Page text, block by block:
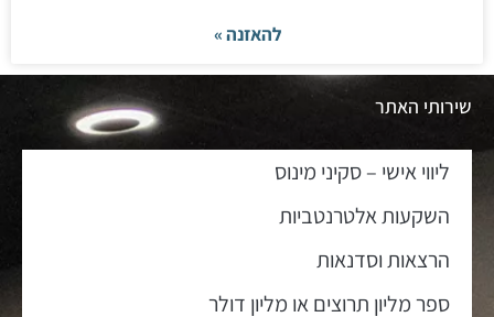
להאזנה »
שירותי האתר
ליווי אישי – סקיני מינוס
השקעות אלטרנטביות
הרצאות וסדנאות
ספר מליון תרוצים או מליון דולר